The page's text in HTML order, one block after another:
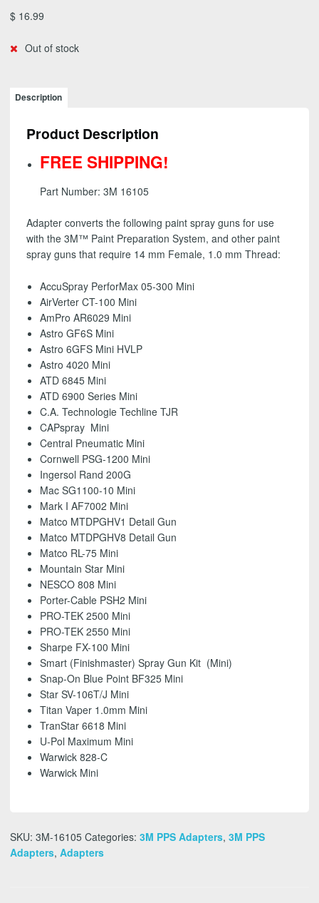
$ 16.99
Out of stock
Description
Product Description
FREE SHIPPING!
Part Number: 3M 16105
Adapter converts the following paint spray guns for use
with the 3M™ Paint Preparation System, and other paint
spray guns that require 14 mm Female, 1.0 mm Thread:
AccuSpray PerforMax 05-300 Mini
AirVerter CT-100 Mini
AmPro AR6029 Mini
Astro GF6S Mini
Astro 6GFS Mini HVLP
Astro 4020 Mini
ATD 6845 Mini
ATD 6900 Series Mini
C.A. Technologie Techline TJR
CAPspray Mini
Central Pneumatic Mini
Cornwell PSG-1200 Mini
Ingersol Rand 200G
Mac SG1100-10 Mini
Mark I AF7002 Mini
Matco MTDPGHV1 Detail Gun
Matco MTDPGHV8 Detail Gun
Matco RL-75 Mini
Mountain Star Mini
NESCO 808 Mini
Porter-Cable PSH2 Mini
PRO-TEK 2500 Mini
PRO-TEK 2550 Mini
Sharpe FX-100 Mini
Smart (Finishmaster) Spray Gun Kit (Mini)
Snap-On Blue Point BF325 Mini
Star SV-106T/J Mini
Titan Vaper 1.0mm Mini
TranStar 6618 Mini
U-Pol Maximum Mini
Warwick 828-C
Warwick Mini
SKU: 3M-16105 Categories: 3M PPS Adapters, 3M PPS
Adapters, Adapters